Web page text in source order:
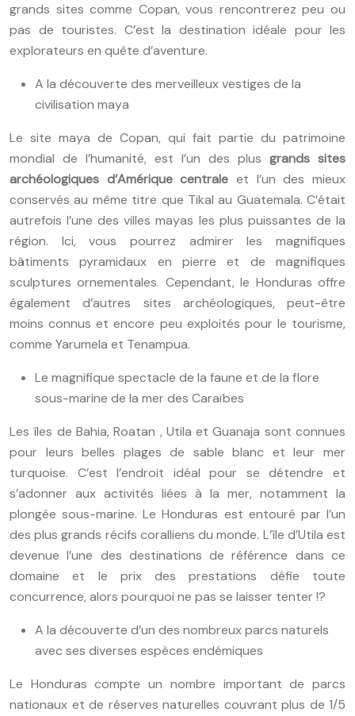
grands sites comme Copan, vous rencontrerez peu ou
pas de touristes. C’est la destination idéale pour les
explorateurs en quête d’aventure.
A la découverte des merveilleux vestiges de la
civilisation maya
Le site maya de Copan, qui fait partie du patrimoine
mondial de l’humanité, est l’un des plus grands sites
archéologiques d’Amérique centrale et l’un des mieux
conservés au même titre que Tikal au Guatemala. C’était
autrefois l’une des villes mayas les plus puissantes de la
région. Ici, vous pourrez admirer les magnifiques
bâtiments pyramidaux en pierre et de magnifiques
sculptures ornementales. Cependant, le Honduras offre
également d’autres sites archéologiques, peut-être
moins connus et encore peu exploités pour le tourisme,
comme Yarumela et Tenampua.
Le magnifique spectacle de la faune et de la flore
sous-marine de la mer des Caraïbes
Les îles de Bahia, Roatan , Utila et Guanaja sont connues
pour leurs belles plages de sable blanc et leur mer
turquoise. C’est l’endroit idéal pour se détendre et
s’adonner aux activités liées à la mer, notamment la
plongée sous-marine. Le Honduras est entouré par l’un
des plus grands récifs coralliens du monde. L’île d’Utila est
devenue l’une des destinations de référence dans ce
domaine et le prix des prestations défie toute
concurrence, alors pourquoi ne pas se laisser tenter !?
A la découverte d’un des nombreux parcs naturels
avec ses diverses espèces endémiques
Le Honduras compte un nombre important de parcs
nationaux et de réserves naturelles couvrant plus de 1/5